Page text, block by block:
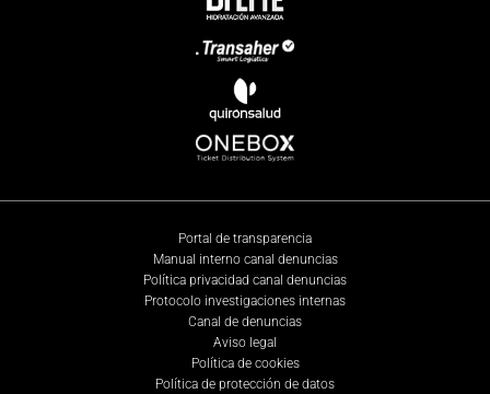
Portal de transparencia
Manual interno canal denuncias
Política privacidad canal denuncias
Protocolo investigaciones internas
Canal de denuncias
Aviso legal
Política de cookies
Política de protección de datos